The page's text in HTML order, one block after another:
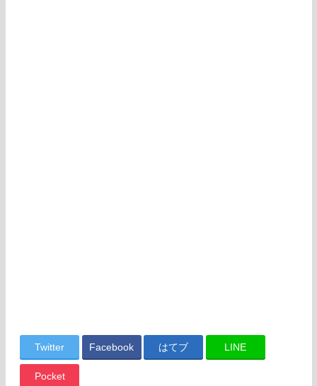
Twitter Facebook はてブ LINE
Pocket